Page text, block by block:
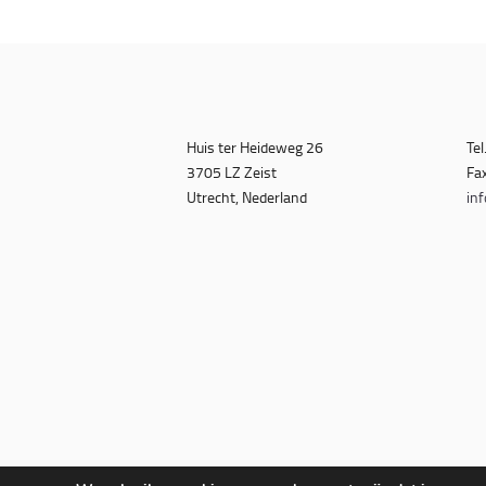
Huis ter Heideweg 26
3705 LZ Zeist
Utrecht, Nederland
Tel.